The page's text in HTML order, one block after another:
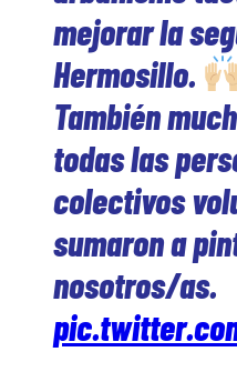
mejorar la
Hermosillo.
También
todas las
colectivos
sumaron a
nosotros/as.